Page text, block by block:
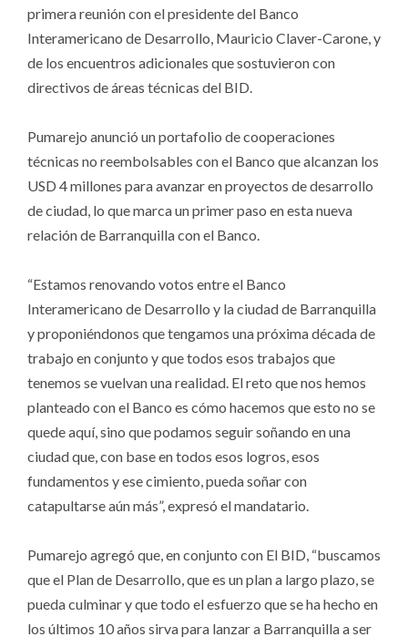
primera reunión con el presidente del Banco
Interamericano de Desarrollo, Mauricio Claver-Carone, y
de los encuentros adicionales que sostuvieron con
directivos de áreas técnicas del BID.
Pumarejo anunció un portafolio de cooperaciones
técnicas no reembolsables con el Banco que alcanzan los
USD 4 millones para avanzar en proyectos de desarrollo
de ciudad, lo que marca un primer paso en esta nueva
relación de Barranquilla con el Banco.
“Estamos renovando votos entre el Banco
Interamericano de Desarrollo y la ciudad de Barranquilla
y proponiéndonos que tengamos una próxima década de
trabajo en conjunto y que todos esos trabajos que
tenemos se vuelvan una realidad. El reto que nos hemos
planteado con el Banco es cómo hacemos que esto no se
quede aquí, sino que podamos seguir soñando en una
ciudad que, con base en todos esos logros, esos
fundamentos y ese cimiento, pueda soñar con
catapultarse aún más”, expresó el mandatario.
Pumarejo agregó que, en conjunto con El BID, “buscamos
que el Plan de Desarrollo, que es un plan a largo plazo, se
pueda culminar y que todo el esfuerzo que se ha hecho en
los últimos 10 años sirva para lanzar a Barranquilla a ser